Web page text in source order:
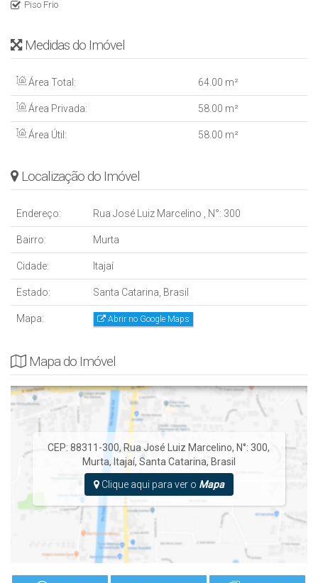
Piso Frio
Medidas do Imóvel
Área Total: 64 .00 m²
Área Privada: 58 .00 m²
Área Útil: 58 .00 m²
Localização do Imóvel
Endereço: Rua José Luiz Marcelino N°: 300
Bairro: Murta
Cidade: Itajaí
Estado: Santa Catarina, Brasil
Mapa: Abrir no Google Maps
Mapa do Imóvel
CEP: 88311-300, Rua José Luiz Marcelino, N°: 300,
Murta, Itajaí, Santa Catarina, Brasil
Clique aqui para ver o Mapa